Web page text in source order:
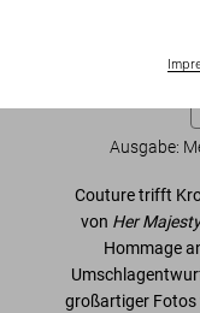
Warteliste
Ausgabe:
Couture trifft
von Her Majesty
Hommage
großartiger Fotos